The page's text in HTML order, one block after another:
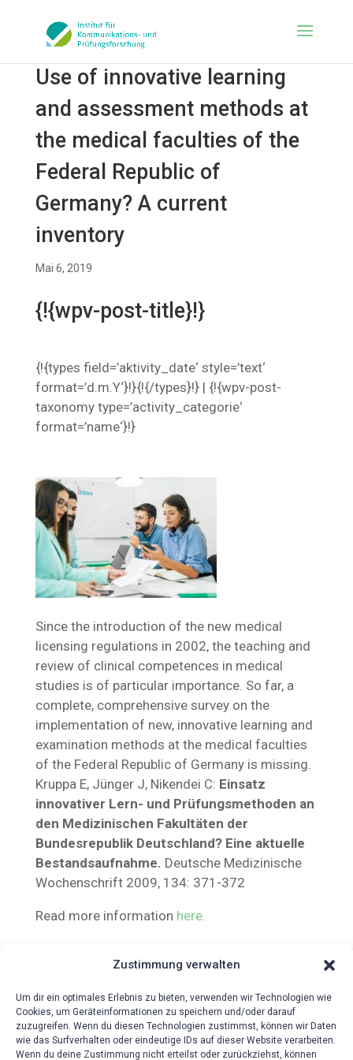
Zustimmung verwalten
Um dir ein optimales Erlebnis zu bieten, verwenden wir Technologien wie
Cookies, um Geräteinformationen zu speichern und/oder darauf
zuzugreifen. Wenn du diesen Technologien zustimmst, können wir Daten
wie das Surfverhalten oder eindeutige IDs auf dieser Website verarbeiten.
Wenn du deine Zustimmung nicht erteilst oder zurückziehst, können
Use of innovative learning
and assessment methods at
the medical faculties of the
Federal Republic of
Germany? A current
inventory
Mai 6, 2019
{!{wpv-post-title}!}
{!{types field=’aktivity_date‘ style=’text‘
format=’d.m.Y‘}!}{!{/types}!} | {!{wpv-post-
taxonomy type=’activity_categorie‘
format=’name‘}!}
Since the introduction of the new medical
licensing regulations in 2002, the teaching and
review of clinical competences in medical
studies is of particular importance. So far, a
complete, comprehensive survey on the
implementation of new, innovative learning and
examination methods at the medical faculties
of the Federal Republic of Germany is missing.
Kruppa E, Jünger J, Nikendei C: Einsatz
innovativer Lern- und Prüfungsmethoden an
den Medizinischen Fakultäten der
Bundesrepublik Deutschland? Eine aktuelle
Bestandsaufnahme. Deutsche Medizinische
Wochenschrift 2009, 134: 371-372
Read more information here.